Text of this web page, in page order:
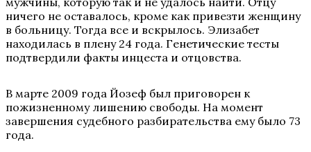
ничего не оставалось, кроме как привезти женщину
в больницу. Тогда все и вскрылось. Элизабет
находилась в плену 24 года. Генетические тесты
подтвердили факты инцеста и отцовства.
В марте 2009 года Йозеф был приговорен к
пожизненному лишению свободы. На момент
завершения судебного разбирательства ему было 73
года.